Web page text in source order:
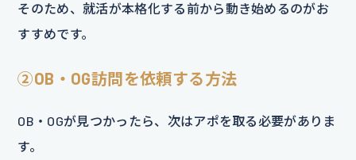
そのため、就活が本格化する前から動き始めるのがお
すすめです。
②OB・OG訪問を依頼する方法
OB・OGが見つかったら、次はアポを取る必要がありま
す。